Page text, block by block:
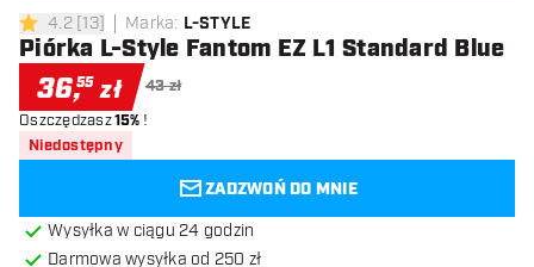
4.2 gwiazdki oceny
4.2[13] Marka: L-STYLE
Piórka L-Style Fantom EZ L1 Standard Blue
36,55 zł 43 zł
Oszczędzasz15% !
Niedostępny
ZADZWOŃ DO MNIE
Wysyłka w ciągu 24 godzin
Darmowa wysyłka od 250 zł